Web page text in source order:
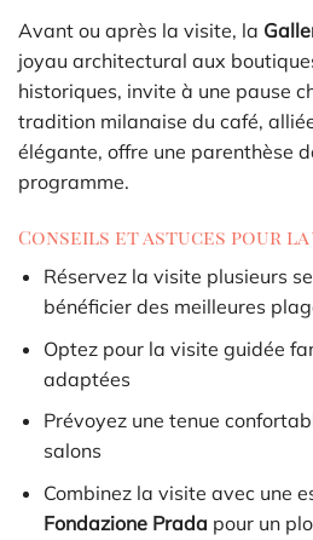
Avant ou après la visite, la
joyau architectural aux
historiques, invite à une pause
tradition milanaise du café,
élégante, offre une parenthèse
programme.
Conseils et astuces pour la
Réservez la visite plusieurs
bénéficier des meilleures
Optez pour la visite guidée
adaptées
Prévoyez une tenue
salons
Combinez la visite avec une
Fondazione Prada pour un